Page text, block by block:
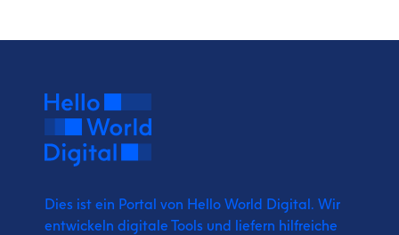
Dies ist ein Portal von Hello World Digital. Wir
entwickeln digitale Tools und liefern hilfreiche